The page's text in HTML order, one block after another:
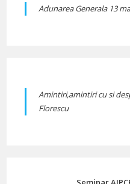
Adunarea Generala 13
Amintiri,amintiri cu si
Florescu